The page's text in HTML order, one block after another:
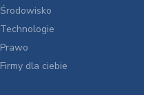
Środowisko
Technologie
Prawo
Firmy dla ciebie